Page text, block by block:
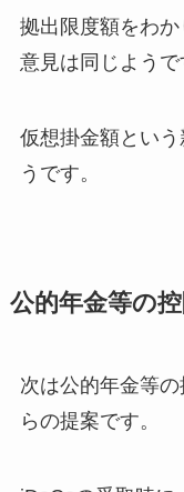
拠出限度額をわ
意見は同じようで
仮想掛金額とい
うです。
公的年金等の
次は公的年金等
らの提案です。